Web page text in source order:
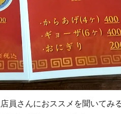
員さんにおススメを聞いてみ